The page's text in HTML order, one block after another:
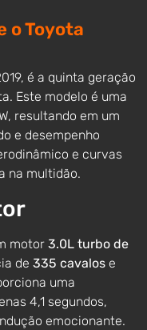
o Toyota
é a quinta geração
Este modelo é uma
resultando em um
e desempenho
e curvas
na multidão.
motor 3.0L turbo de
de 335 cavalos e
uma
4,1 segundos,
emocionante.